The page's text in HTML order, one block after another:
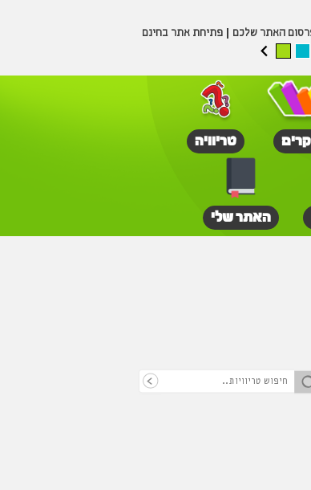
האתר שלכם פתיחת אתר בחינם
טריוויה
האתר שלי